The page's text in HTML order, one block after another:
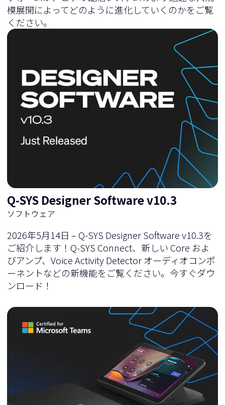
模展開によってどのように進化していくのかをご覧
ください。
Q-SYS Designer Software v10.3
ソフトウェア
2026年5月14日 – Q-SYS Designer Software v10.3を
ご紹介します！Q‑SYS Connect、新しい Core およ
びアンプ、Voice Activity Detector オーディオコンポ
ーネントなどの新機能をご覧ください。今すぐダウ
ンロード！